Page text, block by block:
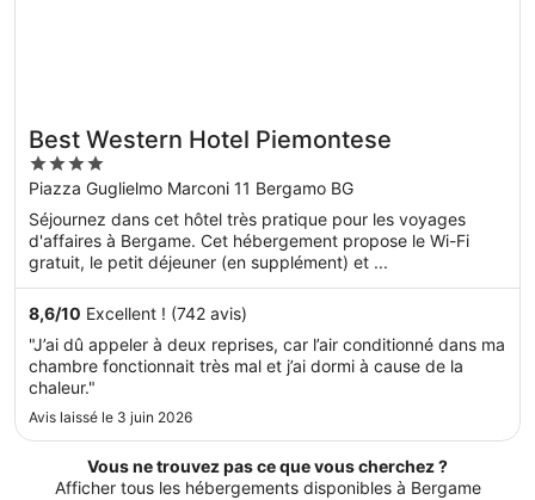
Best Western Hotel Piemontese
4
out
of
5
Piazza Guglielmo Marconi 11 Bergamo BG
Séjournez dans cet hôtel très pratique pour les voyages
d'affaires à Bergame. Cet hébergement propose le Wi-Fi
gratuit, le petit déjeuner (en supplément) et ...
8,6/10 Excellent ! (742 avis)
"J’ai dû appeler à deux reprises, car l’air conditionné dans ma
chambre fonctionnait très mal et j’ai dormi à cause de la
chaleur."
Avis laissé le 3 juin 2026
Vous ne trouvez pas ce que vous cherchez ?
Afficher tous les hébergements disponibles à Bergame